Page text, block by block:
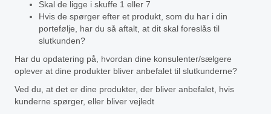
Skal de ligge i skuffe 1 eller 7
Hvis de spørger efter et produkt, som du har i din
portefølje, har du så aftalt, at dit skal foreslås til
slutkunden?
Har du opdatering på, hvordan dine konsulenter/sælgere
oplever at dine produkter bliver anbefalet til slutkunderne?
Ved du, at det er dine produkter, der bliver anbefalet, hvis
kunderne spørger, eller bliver vejledt